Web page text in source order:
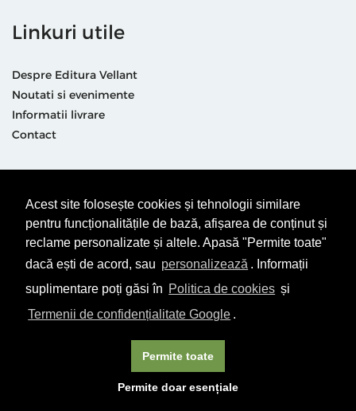
Acest site folosește cookies și tehnologii similare
pentru funcționalitățile de bază, afișarea de conținut și
reclame personalizate și altele. Apasă "Permite toate"
dacă ești de acord, sau personalizează . Informații
suplimentare poți găsi în Politica de cookies și
Termenii de confidențialitate Google .
Permite doar esențiale
Permite toate
Linkuri utile
Despre Editura Vellant
Noutati si evenimente
Informatii livrare
Contact
Termeni & condiții
Politică de utilizare cookie-uri
© Editura Vellant 2026 | ® Conținut cu drepturi protejate